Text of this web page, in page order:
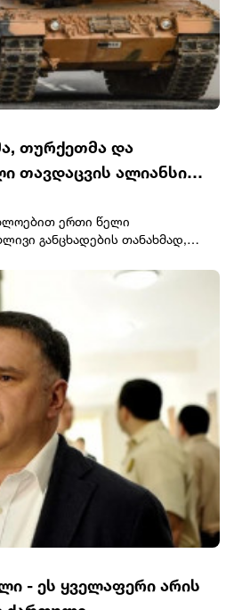
თურქეთმა და
თავდაცვის ალიანსი
ერთი წელი
განცხადების თანახმად,
აგრესიის წინააღმდეგ
იღებენ ან რა ქმედებებს
ვიცე-პრეზიდენტის თქმით,
რომელიმე
წინააღმდეგ და მხოლოდ
ის ასევე არ აუქმებს
ქვეყნებს შორის არსებულ
არაბეთი ნავთობის ერთ-ერთ
რჩება, თურქეთს ნატოში
ჰყავს, პაკისტანი კი ისლამურ
ბირთვული სახელმწიფოა.
- ეს ყველაფერი არის